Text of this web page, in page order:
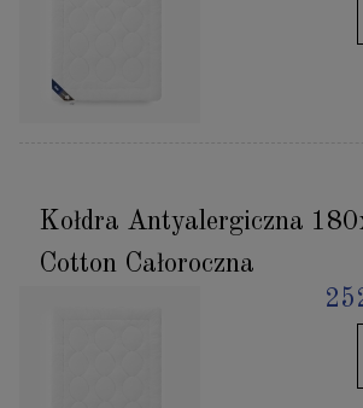
Kołdra Antyalergiczna
Cotton Całoroczna